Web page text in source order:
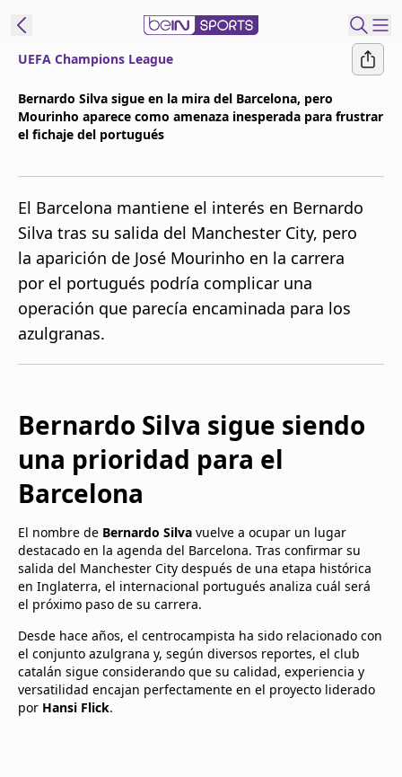
Language
ENES
beIN XTRA
Administrar
notificaciones
Programación
Contáctanos
UEFA Champions League
Bernardo Silva sigue en la mira del Barcelona, pero
Mourinho aparece como amenaza inesperada para frustrar
el fichaje del portugués
El Barcelona mantiene el interés en Bernardo
Silva tras su salida del Manchester City, pero
la aparición de José Mourinho en la carrera
por el portugués podría complicar una
operación que parecía encaminada para los
azulgranas.
Bernardo Silva sigue siendo
una prioridad para el
Barcelona
El nombre de Bernardo Silva vuelve a ocupar un lugar
destacado en la agenda del Barcelona. Tras confirmar su
salida del Manchester City después de una etapa histórica
en Inglaterra, el internacional portugués analiza cuál será
el próximo paso de su carrera.
Desde hace años, el centrocampista ha sido relacionado con
el conjunto azulgrana y, según diversos reportes, el club
catalán sigue considerando que su calidad, experiencia y
versatilidad encajan perfectamente en el proyecto liderado
por Hansi Flick.